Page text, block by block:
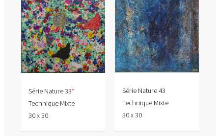
Série Nature 33*
Technique Mixte
30 x 30
Série Nature 43
Technique Mixte
30 x 30